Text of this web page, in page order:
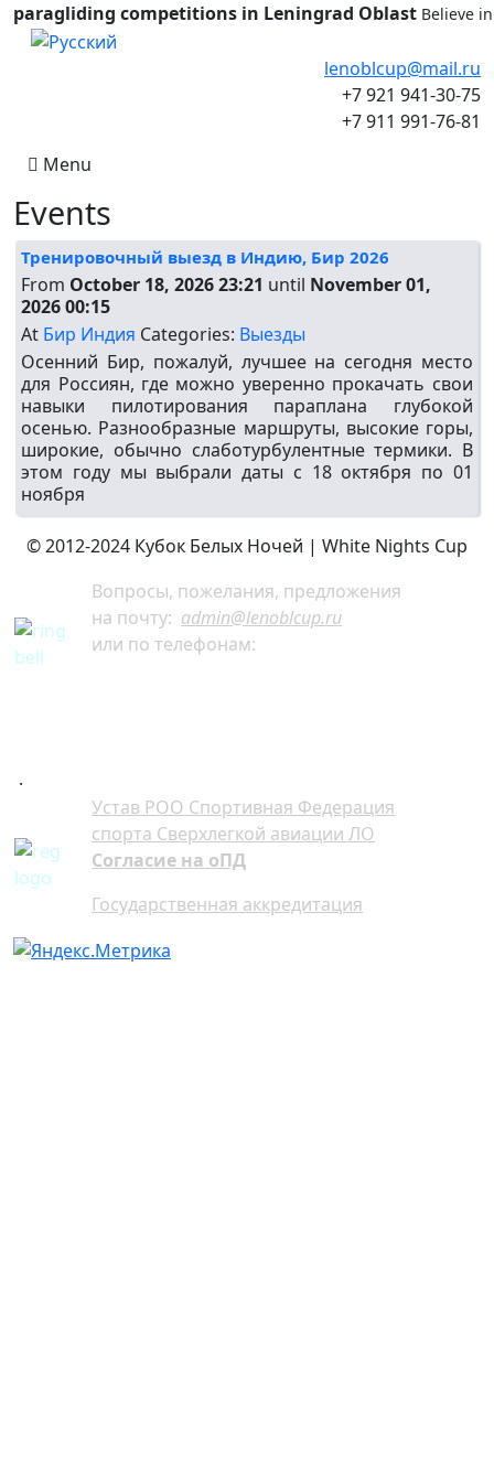
paragliding competitions in Leningrad Oblast Believe
Select your language
lenoblcup@mail.ru
+7 921 941-30-75
+7 911 991-76-81
Menu
Events
Тренировочный выезд в Индию, Бир 2026
From October 18, 2026 23:21 until November 01,
2026 00:15
At Бир Индия Categories: Выезды
Осенний Бир, пожалуй, лучшее на сегодня место
для Россиян, где можно уверенно прокачать свои
навыки пилотирования параплана глубокой
осенью. Разнообразные маршруты, высокие горы,
широкие, обычно слаботурбулентные термики. В
этом году мы выбрали даты с 18 октября по 01
ноября
© 2012-2024 Кубок Белых Ночей | White Nights Cup
Вопросы, пожелания, предложения
на почту: admin@lenoblcup.ru
или по телефонам:
.
Устав РОО Спортивная Федерация
спорта Сверхлегкой авиации ЛО
Согласие на оПД
Государственная аккредитация